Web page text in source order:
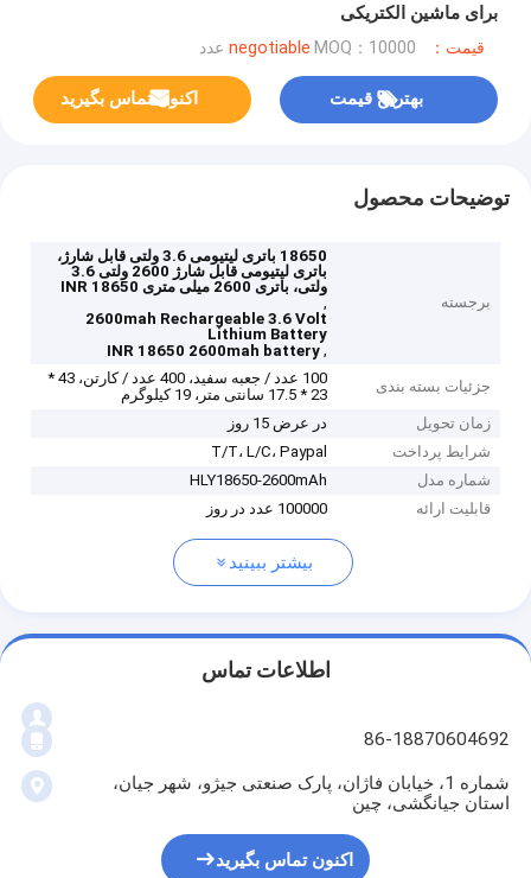
برای ماشین الکتریکی
قیمت：negotiable MOQ：10000 عدد
بهترین قیمت اکنون تماس بگیرید
توضیحات محصول
برجسته
18650 باتری لیتیومی 3.6 ولتی قابل شارژ،
باتری لیتیومی قابل شارژ 2600 ولتی 3.6
ولتی، باتری 2600 میلی متری INR 18650
,
2600mah Rechargeable 3.6 Volt
Lithium Battery
,
INR 18650 2600mah battery
جزئیات بسته بندی
100 عدد / جعبه سفید، 400 عدد / کارتن، 43 *
23 * 17.5 سانتی متر، 19 کیلوگرم
زمان تحویل
در عرض 15 روز
شرایط پرداخت
T/T، L/C، Paypal
شماره مدل
HLY18650-2600mAh
قابلیت ارائه
100000 عدد در روز
بیشتر ببینید
اطلاعات تماس
86-18870604692
شماره 1، خیابان فاژان، پارک صنعتی جیژو، شهر جیان،
استان جیانگشی، چین
اکنون تماس بگیرید